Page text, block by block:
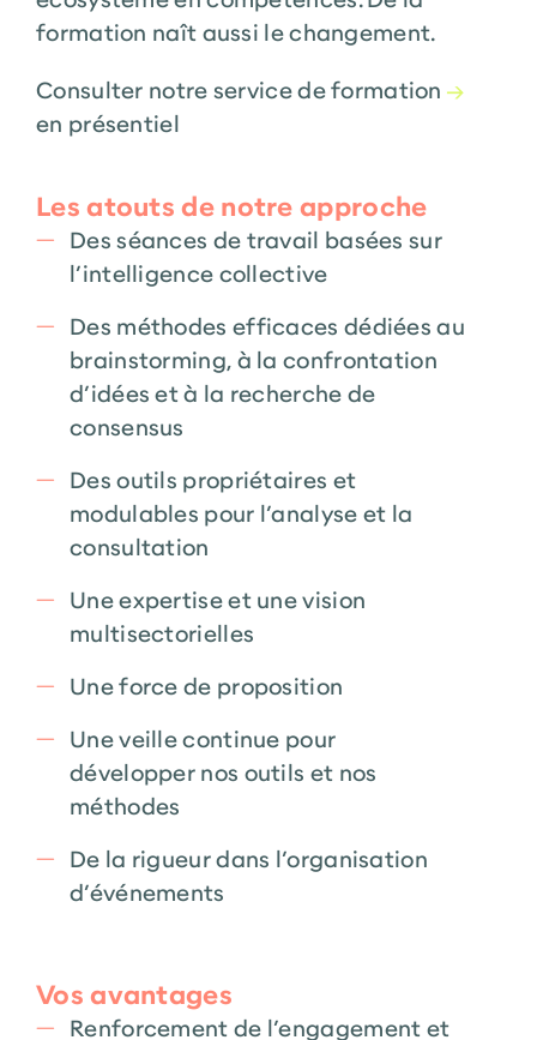
formation naît aussi le changement.
Consulter notre service de formation
en présentiel
→
Les atouts de notre approche
Des séances de travail basées sur
l’intelligence collective
Des méthodes efficaces dédiées au
brainstorming, à la confrontation
d’idées et à la recherche de
consensus
Des outils propriétaires et
modulables pour l’analyse et la
consultation
Une expertise et une vision
multisectorielles
Une force de proposition
Une veille continue pour
développer nos outils et nos
méthodes
De la rigueur dans l’organisation
d’événements
Vos avantages
Renforcement de l’engagement et